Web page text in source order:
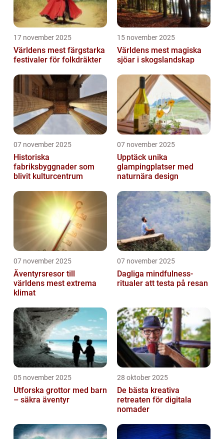
17 november 2025
Världens mest färgstarka
festivaler för folkdräkter
15 november 2025
Världens mest magiska
sjöar i skogslandskap
07 november 2025
Historiska
fabriksbyggnader som
blivit kulturcentrum
07 november 2025
Upptäck unika
glampingplatser med
naturnära design
07 november 2025
Äventyrsresor till
världens mest extrema
klimat
07 november 2025
Dagliga mindfulness-
ritualer att testa på resan
05 november 2025
Utforska grottor med barn
– säkra äventyr
28 oktober 2025
De bästa kreativa
retreaten för digitala
nomader